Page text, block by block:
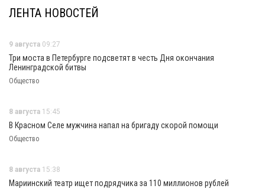
ЛЕНТА НОВОСТЕЙ
9 августа 09:27
Три моста в Петербурге подсветят в честь Дня окончания
Ленинградской битвы
Общество
8 августа 15:45
В Красном Селе мужчина напал на бригаду скорой помощи
Общество
8 августа 15:38
Мариинский театр ищет подрядчика за 110 миллионов рублей